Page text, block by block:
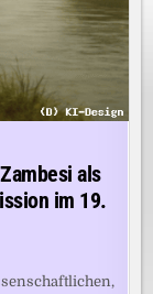
als
im 19.